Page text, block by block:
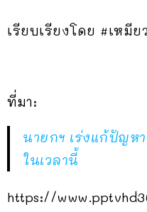
เรียบเรียงโดย #เหมีย
ที่มา:
นายกฯ เร่งแก้ปัญห
ในเวลานี้
https://